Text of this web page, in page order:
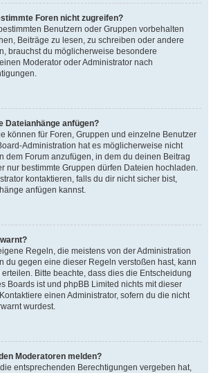
Foren nicht zugreifen?
Benutzern oder Gruppen vorbehalten
Beiträge zu lesen, zu schreiben oder andere
brauchst du möglicherweise besondere
Moderator oder Administrator nach
Dateianhänge anfügen?
können für Foren, Gruppen und einzelne Benutzer
Administration hat es möglicherweise nicht
dem Forum anzufügen, in dem du deinen Beitrag
nur bestimmte Gruppen dürfen Dateien hochladen.
kontaktieren, falls du dir nicht sicher bist,
anfügen kannst.
Regeln, die meistens von der Administration
du gegen eine dieser Regeln verstoßen hast, kann
Bitte beachte, dass dies die Entscheidung
Boards ist und phpBB Limited nichts mit dieser
einen Administrator, sofern du die nicht
wurdest.
Moderatoren melden?
entsprechenden Berechtigungen vergeben hat,